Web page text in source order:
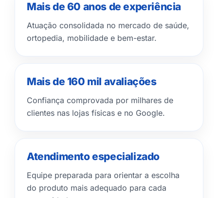
Mais de 60 anos de experiência
Atuação consolidada no mercado de saúde,
ortopedia, mobilidade e bem-estar.
Mais de 160 mil avaliações
Confiança comprovada por milhares de
clientes nas lojas físicas e no Google.
Atendimento especializado
Equipe preparada para orientar a escolha
do produto mais adequado para cada